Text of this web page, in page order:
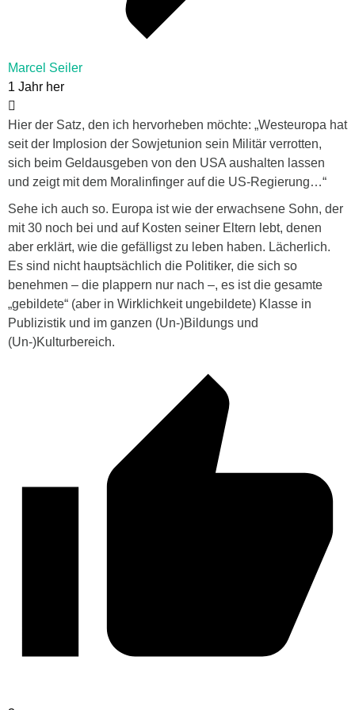
Marcel Seiler
1 Jahr her
Hier der Satz, den ich hervorheben möchte: „Westeuropa hat
seit der Implosion der Sowjetunion sein Militär verrotten,
sich beim Geldausgeben von den USA aushalten lassen
und zeigt mit dem Moralinfinger auf die US-Regierung…“
Sehe ich auch so. Europa ist wie der erwachsene Sohn, der
mit 30 noch bei und auf Kosten seiner Eltern lebt, denen
aber erklärt, wie die gefälligst zu leben haben. Lächerlich.
Es sind nicht hauptsächlich die Politiker, die sich so
benehmen – die plappern nur nach –, es ist die gesamte
„gebildete“ (aber in Wirklichkeit ungebildete) Klasse in
Publizistik und im ganzen (Un-)Bildungs und
(Un-)Kulturbereich.